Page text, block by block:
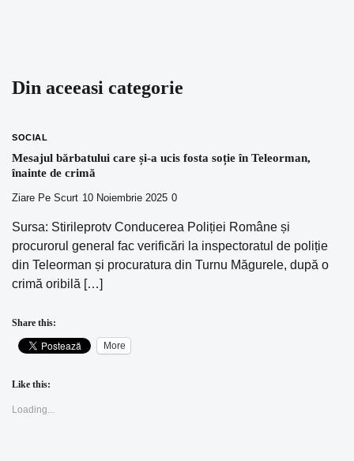
Din aceeasi categorie
SOCIAL
Mesajul bărbatului care și-a ucis fosta soție în Teleorman,
înainte de crimă
Ziare Pe Scurt 10 Noiembrie 2025 0
Sursa: Stirileprotv Conducerea Poliției Române și
procurorul general fac verificări la inspectoratul de poliție
din Teleorman și procuratura din Turnu Măgurele, după o
crimă oribilă […]
Share this:
More
Like this:
Loading...